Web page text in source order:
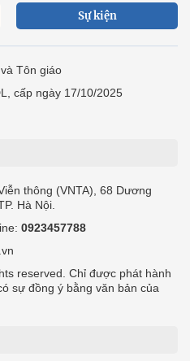
Sự kiện
Tôn giáo
cấp ngày 17/10/2025
thông (VNTA), 68 Dương
Hà Nội.
0923457788
reserved. Chỉ được phát hành
sự đồng ý bằng văn bản của